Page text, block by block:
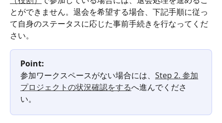
とができません。退会を希望する場合、下記手順に従っ
て自身のステータスに応じた事前手続きを行なってくだ
さい。
Point:
参加ワークスペースがない場合には、 Step 2. 参加
プロジェクトの状況確認をするへ進んでくださ
い。